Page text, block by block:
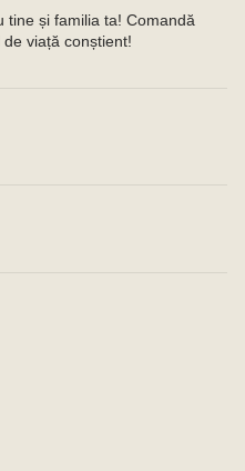
tine și familia ta! Comandă
viață conștient!